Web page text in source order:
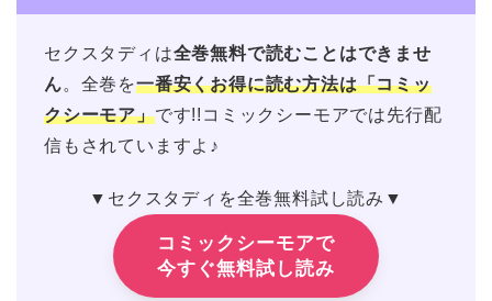
セクスタディは全巻無料で読むことはできませ
ん。全巻を一番安くお得に読む方法は「コミッ
クシーモア」です!!コミックシーモアでは先行配
信もされていますよ♪
▼セクスタディを全巻無料試し読み▼
コミックシーモアで
今すぐ無料試し読み